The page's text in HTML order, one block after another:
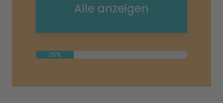
Alle anzeigen
25%